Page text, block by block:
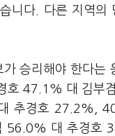
다. 다른 지역의
승리해야 한다
호 47.1% 대 김부
추경호 27.2%,
대 추경호